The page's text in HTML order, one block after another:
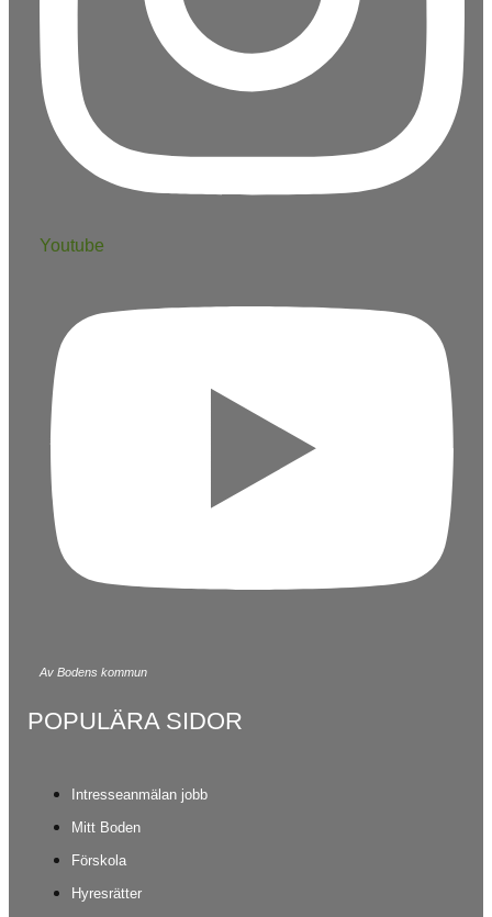
Youtube
Av Bodens kommun
POPULÄRA SIDOR
Intresseanmälan jobb
Mitt Boden
Förskola
Hyresrätter